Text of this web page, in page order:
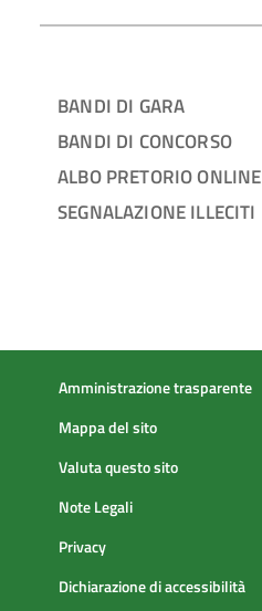
BANDI DI GARA
BANDI DI CONCORSO
ALBO PRETORIO ONLINE
SEGNALAZIONE ILLECITI
Amministrazione trasparente
Mappa del sito
Valuta questo sito
Note Legali
Privacy
Dichiarazione di accessibilità